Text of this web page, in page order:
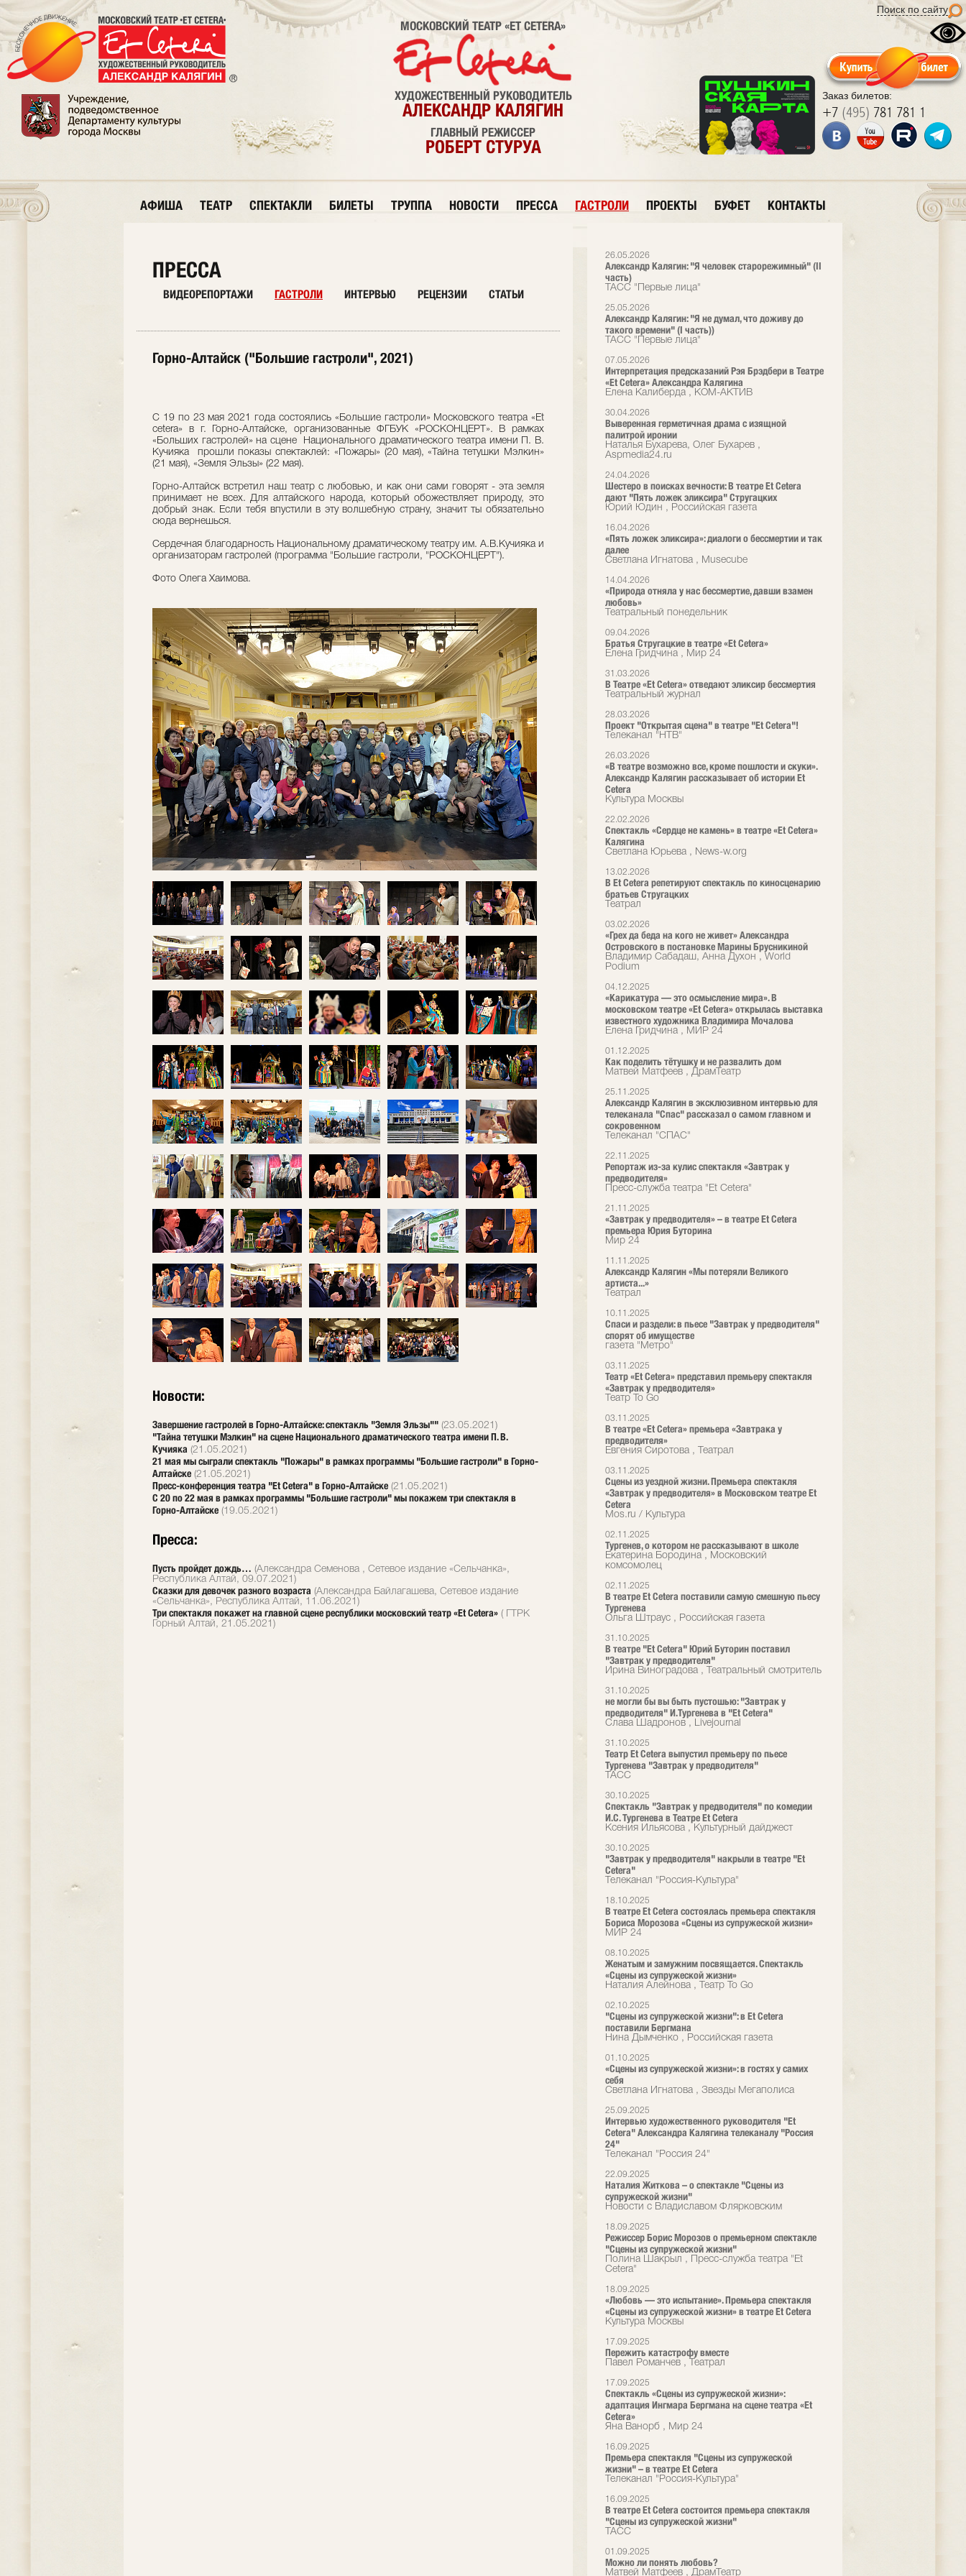
Поиск по сайту
Заказ билетов:
+7 (495) 781 781 1
МОСКОВСКИЙ ТЕАТР «ET CETERA»
ХУДОЖЕСТВЕННЫЙ РУКОВОДИТЕЛЬ
АЛЕКСАНДР КАЛЯГИН
ГЛАВНЫЙ РЕЖИССЕР
РОБЕРТ СТУРУА
АФИША ТЕАТР СПЕКТАКЛИ БИЛЕТЫ ТРУППА НОВОСТИ ПРЕССА ГАСТРОЛИ ПРОЕКТЫ БУФЕТ КОНТАКТЫ
26.05.2026
Александр Калягин: "Я человек старорежимный" (II
часть)
ТАСС "Первые лица"
25.05.2026
Александр Калягин: "Я не думал, что доживу до
такого времени" (I часть))
ТАСС "Первые лица"
07.05.2026
Интерпретация предсказаний Рэя Брэдбери в Театре
«Et Cetera» Александра Калягина
Елена Калиберда , КОМ-АКТИВ
30.04.2026
Выверенная герметичная драма с изящной
палитрой иронии
Наталья Бухарева, Олег Бухарев ,
Аspmedia24.ru
24.04.2026
Шестеро в поисках вечности: В театре Et Cetera
дают "Пять ложек эликсира" Стругацких
Юрий Юдин , Российская газета
16.04.2026
«Пять ложек эликсира»: диалоги о бессмертии и так
далее
Светлана Игнатова , Musecube
14.04.2026
«Природа отняла у нас бессмертие, давши взамен
любовь»
Театральный понедельник
09.04.2026
Братья Стругацкие в театре «Et Cetera»
Елена Гридчина , Мир 24
31.03.2026
В Театре «Et Cetera» отведают эликсир бессмертия
Театральный журнал
28.03.2026
Проект "Открытая сцена" в театре "Et Cetera"!
Телеканал "НТВ"
26.03.2026
«В театре возможно все, кроме пошлости и скуки».
Александр Калягин рассказывает об истории Et
Cetera
Культура Москвы
22.02.2026
Спектакль «Сердце не камень» в театре «Et Cetera»
Калягина
Светлана Юрьева , News-w.org
13.02.2026
В Et Cetera репетируют спектакль по киносценарию
братьев Стругацких
Театрал
03.02.2026
«Грех да беда на кого не живет» Александра
Островского в постановке Марины Брусникиной
Владимир Сабадаш, Анна Духон , World
Podium
04.12.2025
«Карикатура — это осмысление мира». В
московском театре «Et Cetera» открылась выставка
известного художника Владимира Мочалова
Елена Гридчина , МИР 24
01.12.2025
Как поделить тётушку и не развалить дом
Матвей Матфеев , ДрамТеатр
25.11.2025
Александр Калягин в эксклюзивном интервью для
телеканала "Спас" рассказал о самом главном и
сокровенном
Телеканал "СПАС"
22.11.2025
Репортаж из-за кулис спектакля «Завтрак у
предводителя»
Пресс-служба театра "Et Cetera"
21.11.2025
«Завтрак у предводителя» – в театре Et Cetera
премьера Юрия Буторина
Мир 24
11.11.2025
Александр Калягин «Мы потеряли Великого
артиста...»
Театрал
10.11.2025
Спаси и раздели: в пьесе "Завтрак у предводителя"
спорят об имуществе
газета "Метро"
03.11.2025
Театр «Et Cetera» представил премьеру спектакля
«Завтрак у предводителя»
Театр To Go
03.11.2025
В театре «Et Cetera» премьера «Завтрака у
предводителя»
Евгения Сиротова , Театрал
03.11.2025
Сцены из уездной жизни. Премьера спектакля
«Завтрак у предводителя» в Московском театре Et
Cetera
Mos.ru / Культура
02.11.2025
Тургенев, о котором не рассказывают в школе
Екатерина Бородина , Московский
комсомолец
02.11.2025
В театре Et Сetera поставили самую смешную пьесу
Тургенева
Ольга Штраус , Российская газета
31.10.2025
В театре "Et Cetera" Юрий Буторин поставил
"Завтрак у предводителя"
Ирина Виноградова , Театральный смотритель
31.10.2025
не могли бы вы быть пустошью: "Завтрак у
предводителя" И.Тургенева в "Et Cetera"
Слава Шадронов , Livejournal
31.10.2025
Театр Et Cetera выпустил премьеру по пьесе
Тургенева "Завтрак у предводителя"
ТАСС
30.10.2025
Спектакль "Завтрак у предводителя" по комедии
И.С. Тургенева в Театре Et Cetera
Ксения Ильясова , Культурный дайджест
30.10.2025
"Завтрак у предводителя" накрыли в театре "Et
Cetera"
Телеканал "Россия-Культура"
18.10.2025
В театре Et Cetera состоялась премьера спектакля
Бориса Морозова «Сцены из супружеской жизни»
МИР 24
08.10.2025
Женатым и замужним посвящается. Спектакль
«Сцены из супружеской жизни»
Наталия Алейнова , Театр To Go
02.10.2025
"Сцены из супружеской жизни": в Et Cetera
поставили Бергмана
Нина Дымченко , Российская газета
01.10.2025
«Сцены из супружеской жизни»: в гостях у самих
себя
Светлана Игнатова , Звезды Мегаполиса
25.09.2025
Интервью художественного руководителя "Et
Cetera" Александра Калягина телеканалу "Россия
24"
Телеканал "Россия 24"
22.09.2025
Наталия Житкова – о спектакле "Сцены из
супружеской жизни"
Новости с Владиславом Флярковским
18.09.2025
Режиссер Борис Морозов о премьерном спектакле
"Сцены из супружеской жизни"
Полина Шакрыл , Пресс-служба театра "Et
Cetera"
18.09.2025
«Любовь — это испытание». Премьера спектакля
«Сцены из супружеской жизни» в театре Et Cetera
Культура Москвы
17.09.2025
Пережить катастрофу вместе
Павел Романчев , Театрал
17.09.2025
Спектакль «Сцены из супружеской жизни»:
адаптация Ингмара Бергмана на сцене театра «Et
Cetera»
Яна Ванорб , Мир 24
16.09.2025
Премьера спектакля "Сцены из супружеской
жизни" – в театре Et Cetera
Телеканал "Россия-Культура"
16.09.2025
В театре Et Cetera состоится премьера спектакля
"Сцены из супружеской жизни"
ТАСС
01.09.2025
Можно ли понять любовь?
Матвей Матфеев , ДрамТеатр
ПРЕССА
ВИДЕОРЕПОРТАЖИ ГАСТРОЛИ ИНТЕРВЬЮ РЕЦЕНЗИИ СТАТЬИ
Горно-Алтайск ("Большие гастроли", 2021)
C 19 по 23 мая 2021 года состоялись «Большие гастроли» Московского театра «Et
cetera» в г. Горно-Алтайске, организованные ФГБУК «РОСКОНЦЕРТ». В рамках
«Больших гастролей» на сцене Национального драматического театра имени П. В.
Кучияка прошли показы спектаклей: «Пожары» (20 мая), «Тайна тетушки Мэлкин»
(21 мая), «Земля Эльзы» (22 мая).
Горно-Алтайск встретил наш театр с любовью, и как они сами говорят - эта земля
принимает не всех. Для алтайского народа, который обожествляет природу, это
добрый знак. Если тебя впустили в эту волшебную страну, значит ты обязательно
сюда вернешься.
Сердечная благодарность Национальному драматическому театру им. А.В.Кучияка и
организаторам гастролей (программа "Большие гастроли, "РОСКОНЦЕРТ").
Фото Олега Хаимова.
Новости:
Завершение гастролей в Горно-Алтайске: спектакль "Земля Эльзы"" (23.05.2021)
"Тайна тетушки Мэлкин" на сцене Национального драматического театра имени П. В.
Кучияка (21.05.2021)
21 мая мы сыграли спектакль "Пожары" в рамках программы "Большие гастроли" в Горно-
Алтайске (21.05.2021)
Пресс-конференция театра "Et Cetera" в Горно-Алтайске (21.05.2021)
С 20 по 22 мая в рамках программы "Большие гастроли" мы покажем три спектакля в
Горно-Алтайске (19.05.2021)
Пресса:
Пусть пройдет дождь… (Александра Семенова , Сетевое издание «Сельчанка»,
Республика Алтай, 09.07.2021)
Сказки для девочек разного возраста (Александра Байлагашева, Сетевое издание
«Сельчанка», Республика Алтай, 11.06.2021)
Три спектакля покажет на главной сцене республики московский театр «Et Cetera» ( ГТРК
Горный Алтай, 21.05.2021)